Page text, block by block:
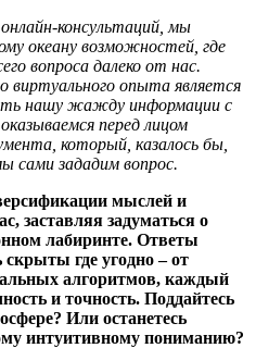
консультаций, мы
океану возможностей, где
вопроса далеко от нас.
опыта является
нашу жажду информации с
перед лицом
который, казалось бы,
сами зададим вопрос.
мыслей и
заставляя задуматься о
лабиринте. Ответы
где угодно – от
алгоритмов, каждый
и точность. Поддайтесь
Или останетесь
интуитивному пониманию?